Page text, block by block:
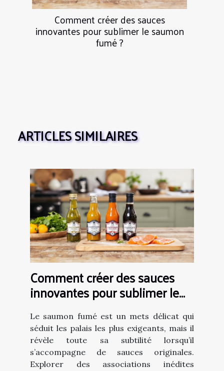
Comment créer des sauces
innovantes pour sublimer le saumon
fumé ?
ARTICLES SIMILAIRES
Comment créer des sauces
innovantes pour sublimer le
saumon fumé ?
Le saumon fumé est un mets délicat qui
séduit les palais les plus exigeants, mais il
révèle toute sa subtilité lorsqu’il
s’accompagne de sauces originales.
Explorer des associations inédites